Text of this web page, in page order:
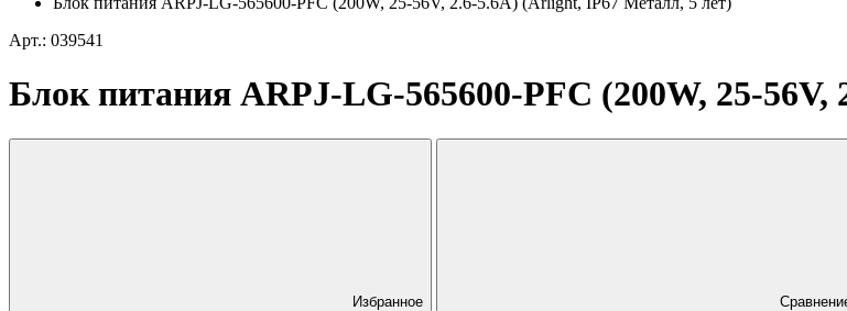
Арт.: 039541
Блок питания ARPJ-LG-565600-PFC (200W, 25-
Избранное